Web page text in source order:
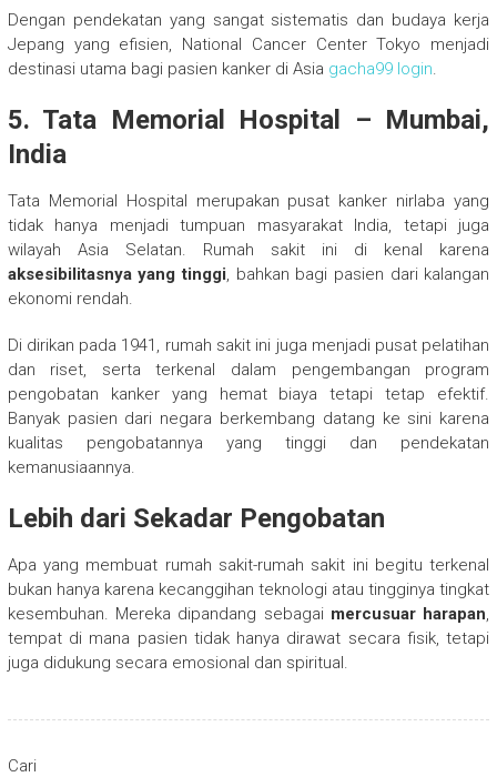
Dengan pendekatan yang sangat sistematis dan budaya kerja
Jepang yang efisien, National Cancer Center Tokyo menjadi
destinasi utama bagi pasien kanker di Asia gacha99 login.
5. Tata Memorial Hospital – Mumbai,
India
Tata Memorial Hospital merupakan pusat kanker nirlaba yang
tidak hanya menjadi tumpuan masyarakat India, tetapi juga
wilayah Asia Selatan. Rumah sakit ini di kenal karena
aksesibilitasnya yang tinggi, bahkan bagi pasien dari kalangan
ekonomi rendah.
Di dirikan pada 1941, rumah sakit ini juga menjadi pusat pelatihan
dan riset, serta terkenal dalam pengembangan program
pengobatan kanker yang hemat biaya tetapi tetap efektif.
Banyak pasien dari negara berkembang datang ke sini karena
kualitas pengobatannya yang tinggi dan pendekatan
kemanusiaannya.
Lebih dari Sekadar Pengobatan
Apa yang membuat rumah sakit-rumah sakit ini begitu terkenal
bukan hanya karena kecanggihan teknologi atau tingginya tingkat
kesembuhan. Mereka dipandang sebagai mercusuar harapan,
tempat di mana pasien tidak hanya dirawat secara fisik, tetapi
juga didukung secara emosional dan spiritual.
Cari